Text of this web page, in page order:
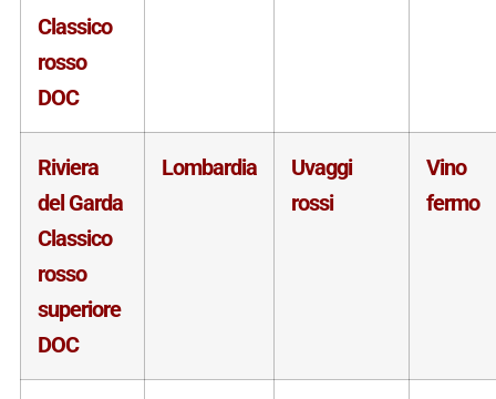
Classico
rosso
DOC
Riviera
del Garda
Classico
rosso
superiore
DOC
Lombardia
Uvaggi
rossi
Vino
fermo